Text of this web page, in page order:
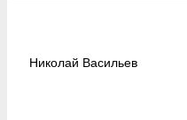
Николай Васильев